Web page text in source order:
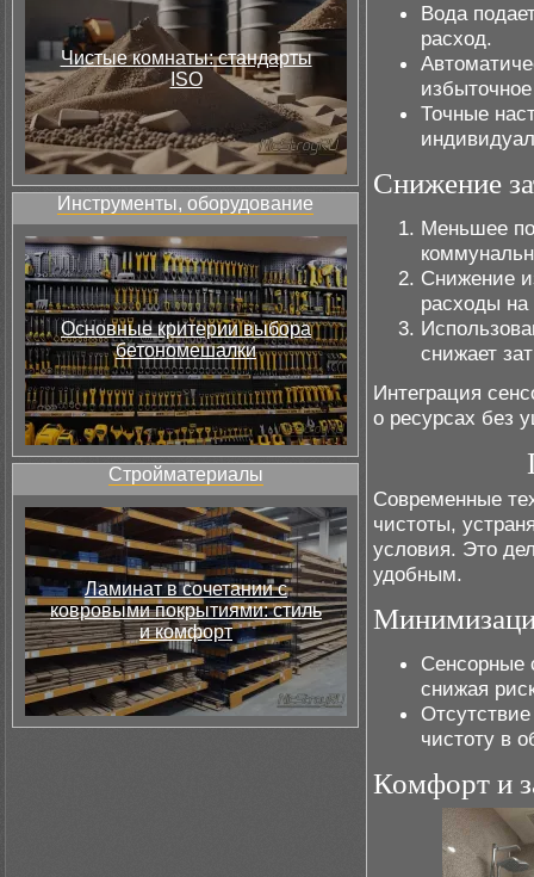
Чистые комнаты: стандарты
ISO
Инструменты, оборудование
Основные критерии выбора
бетономешалки
Стройматериалы
Ламинат в сочетании с
ковровыми покрытиями: стиль
и комфорт
Вода
расход.
Точные
Снижение
Меньшее
Снижение
расходы
снижает
Интеграция
о ресурсах без
Современные
чистоты,
условия. Это
удобным.
Сенсорные
снижая
чистоту в
Комфорт и